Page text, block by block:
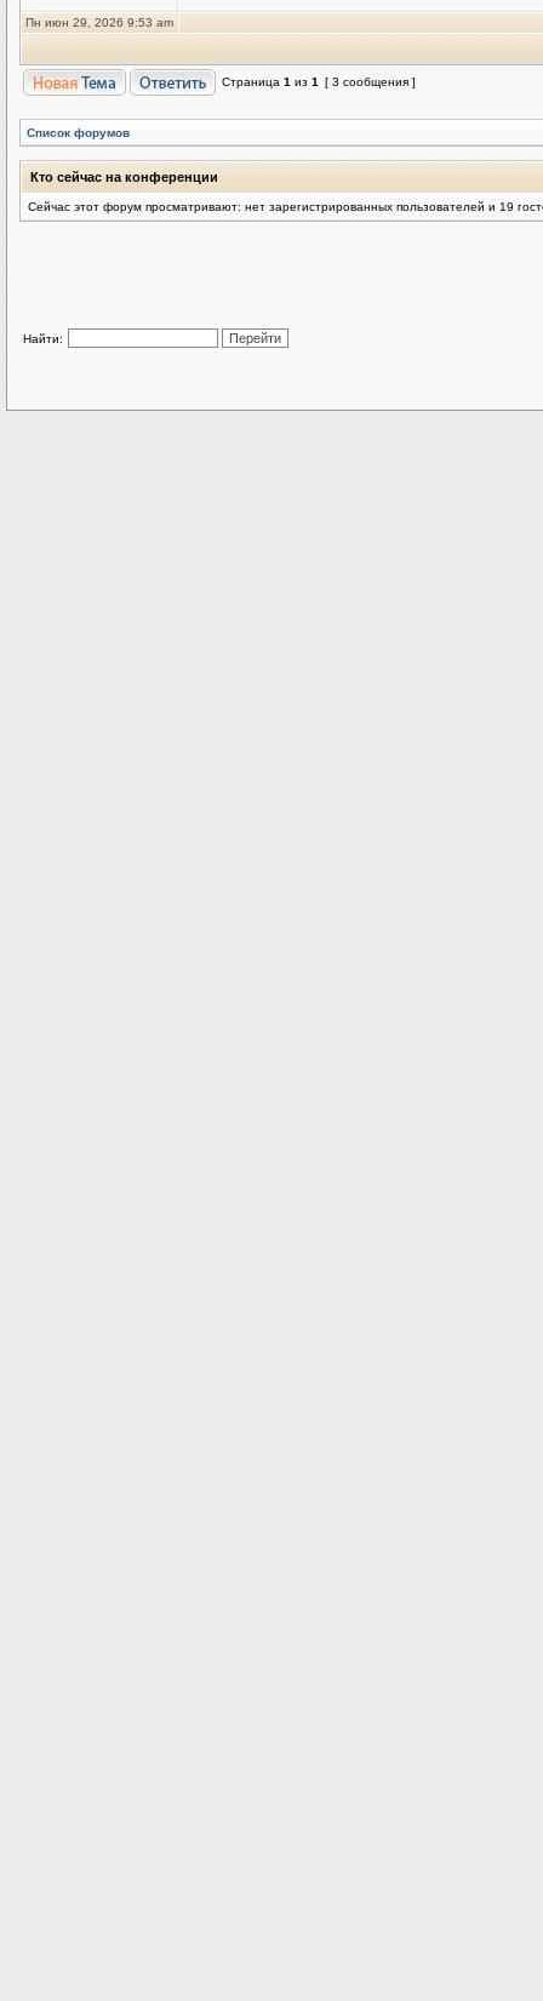
Пн июн 29, 2026 9:53 am
Страница 1 из 1 [ 3 сообщения ]
Список форумов
Кто сейчас на конференции
Сейчас этот форум просматривают: нет зарегистрированных пользователей и 19
Найти: